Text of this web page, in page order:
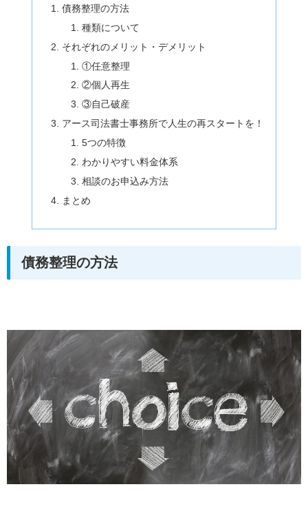
債務整理の方法
種類について
それぞれのメリット・デメリット
①任意整理
②個人再生
③自己破産
アース司法書士事務所で人生の再スタートを！
5つの特徴
わかりやすい料金体系
相談のお申込み方法
まとめ
債務整理の方法